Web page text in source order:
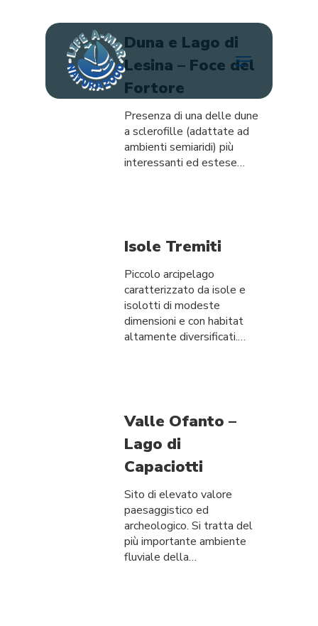
Menu
Duna e Lago di
Lesina – Foce del
Fortore
Presenza di una delle dune
a sclerofille (adattate ad
ambienti semiaridi) più
interessanti ed estese…
Isole Tremiti
Piccolo arcipelago
caratterizzato da isole e
isolotti di modeste
dimensioni e con habitat
altamente diversificati.…
Valle Ofanto –
Lago di
Capaciotti
Sito di elevato valore
paesaggistico ed
archeologico. Si tratta del
più importante ambiente
fluviale della…